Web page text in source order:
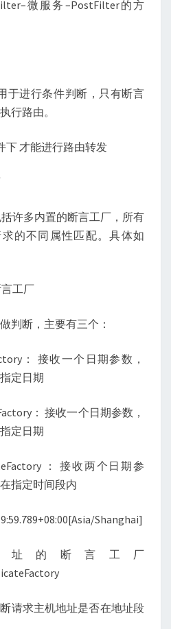
微服务–PostFilter的方
于进行条件判断，只有断言
行路由。
下 才能进行路由转发
括许多内置的断言工厂，所有
的不同属性匹配。具体如
工厂
判断，主要有三个：
： 接收一个日期参数，
定日期
： 接收一个日期参数，
定日期
： 接收两个日期参
指定时间段内
Shanghai]
址的断言工厂
请求主机地址是否在地址段